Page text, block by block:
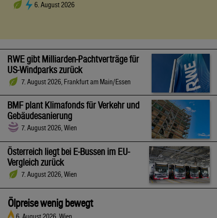
6. August 2026
RWE gibt Milliarden-Pachtverträge für
US-Windparks zurück
7. August 2026, Frankfurt am Main/Essen
BMF plant Klimafonds für Verkehr und
Gebäudesanierung
7. August 2026, Wien
Österreich liegt bei E-Bussen im EU-
Vergleich zurück
7. August 2026, Wien
Ölpreise wenig bewegt